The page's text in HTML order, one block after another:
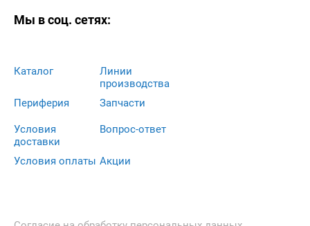
Мы в соц. сетях:
Каталог
Периферия
Линии
производства
Запчасти
Условия
доставки
Условия оплаты
Вопрос-ответ
Акции